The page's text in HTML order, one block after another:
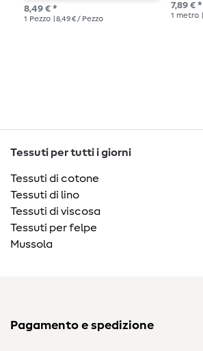
8,49 € *
1 Pezzo | 8,49 € / Pezzo
7,89 € *
1 metro
Tessuti per tutti i giorni
Tessuti di cotone
Tessuti di lino
Tessuti di viscosa
Tessuti per felpe
Mussola
Pagamento e spedizione